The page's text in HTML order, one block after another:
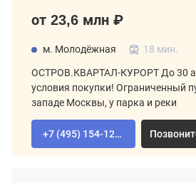
от 23,6 млн ₽
м. Молодёжная 18 мин.
ОСТРОВ.КВАРТАЛ-КУРОРТ До 30
условия покупки! Ограниченный
западе Москвы, у парка и реки
+7 (495) 154-12-80